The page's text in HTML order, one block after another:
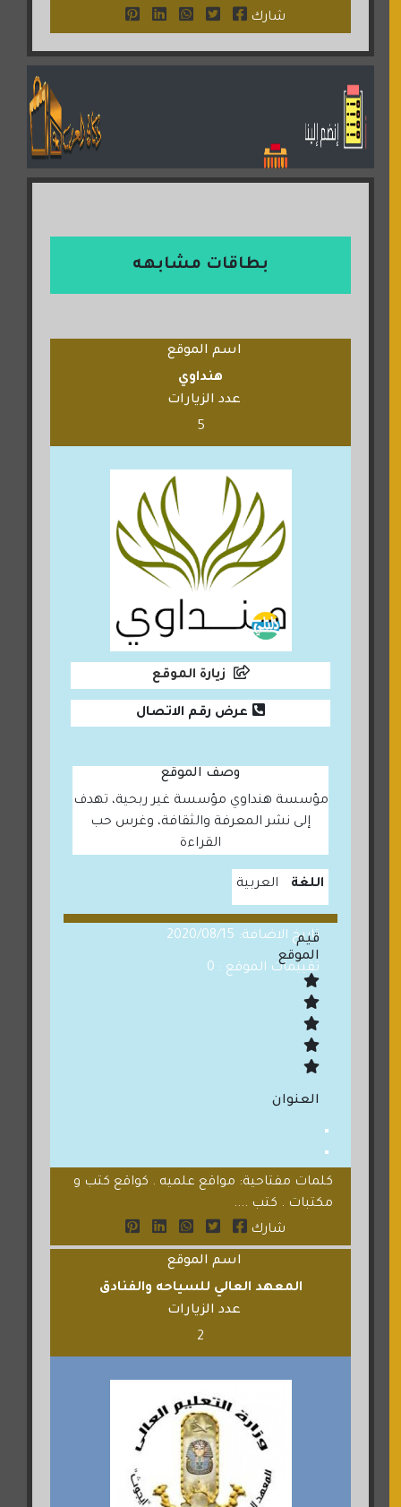
شارك
بطاقات مشابهه
اسم الموقع
هنداوي
عدد الزيارات
5
زيارة الموقع
عرض رقم الاتصال
وصف الموقع
مؤسسة هنداوي مؤسسة غير ربحية، تهدف
إلى نشر المعرفة والثقافة، وغرس حب
القراءة
اللغة العربية
تاريخ الاضافة: 2020/08/15
تقييمات الموقع : 0
قيم
الموقع
العنوان
كلمات مفتاحية: مواقع علميه . كواقع كتب و
مكتبات . كتب ....
شارك
اسم الموقع
المعهد العالي للسياحه والفنادق
عدد الزيارات
2